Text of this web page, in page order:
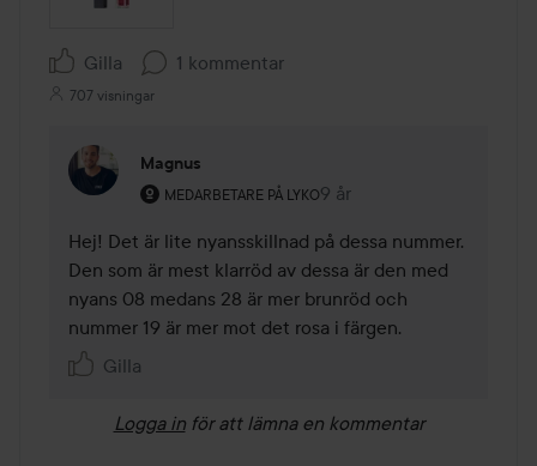
Gilla 1 kommentar
707 visningar
Magnus
MEDARBETARE PÅ LYKO
Användarens roll: Medarbetare på Lyko.
9 år
Kommentaren lades 9 år
Hej! Det är lite nyansskillnad på dessa nummer.
Den som är mest klarröd av dessa är den med
nyans 08 medans 28 är mer brunröd och
nummer 19 är mer mot det rosa i färgen.
Gilla
Logga in för att lämna en kommentar